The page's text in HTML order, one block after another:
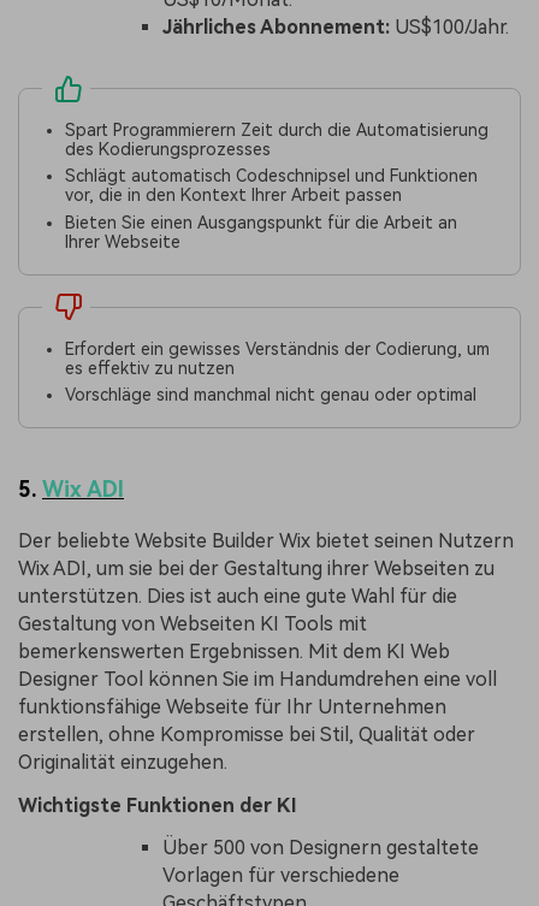
Jährliches Abonnement: US$100/Jahr.
Spart Programmierern Zeit durch die Automatisierung
des Kodierungsprozesses
Schlägt automatisch Codeschnipsel und Funktionen
vor, die in den Kontext Ihrer Arbeit passen
Bieten Sie einen Ausgangspunkt für die Arbeit an
Ihrer Webseite
Erfordert ein gewisses Verständnis der Codierung, um
es effektiv zu nutzen
Vorschläge sind manchmal nicht genau oder optimal
5. Wix ADI
Der beliebte Website Builder Wix bietet seinen Nutzern
Wix ADI, um sie bei der Gestaltung ihrer Webseiten zu
unterstützen. Dies ist auch eine gute Wahl für die
Gestaltung von Webseiten KI Tools mit
bemerkenswerten Ergebnissen. Mit dem KI Web
Designer Tool können Sie im Handumdrehen eine voll
funktionsfähige Webseite für Ihr Unternehmen
erstellen, ohne Kompromisse bei Stil, Qualität oder
Originalität einzugehen.
Wichtigste Funktionen der KI
Über 500 von Designern gestaltete
Vorlagen für verschiedene